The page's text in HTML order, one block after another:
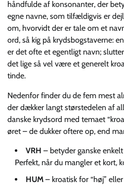
håndfulde af konsonanter, der
egne navne, som tilfældigvis er
om, hvorvidt der er tale om et
ord, så kig på krydsbogstaverne:
er det ofte et egentligt navn;
det lige så vel være et generelt
tinde.
Nedenfor finder du de fem mest
der dækker langt størstedelen af
danske krydsord med temaet
øret – de dukker oftere op, end
VRH – betyder ganske enkelt
Perfekt, når du mangler et kort,
HUM – kroatisk for “høj”